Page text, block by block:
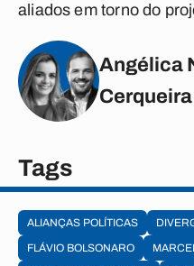
aliados em torno do
Angélica
Cerqueira
Tags
ALIANÇAS POLÍTICAS
FLÁVIO BOLSONARO